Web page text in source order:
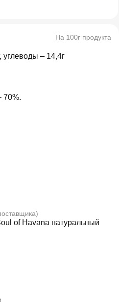
На 100г продукта
углеводы – 14,4г
70%.
of Havana натуральный